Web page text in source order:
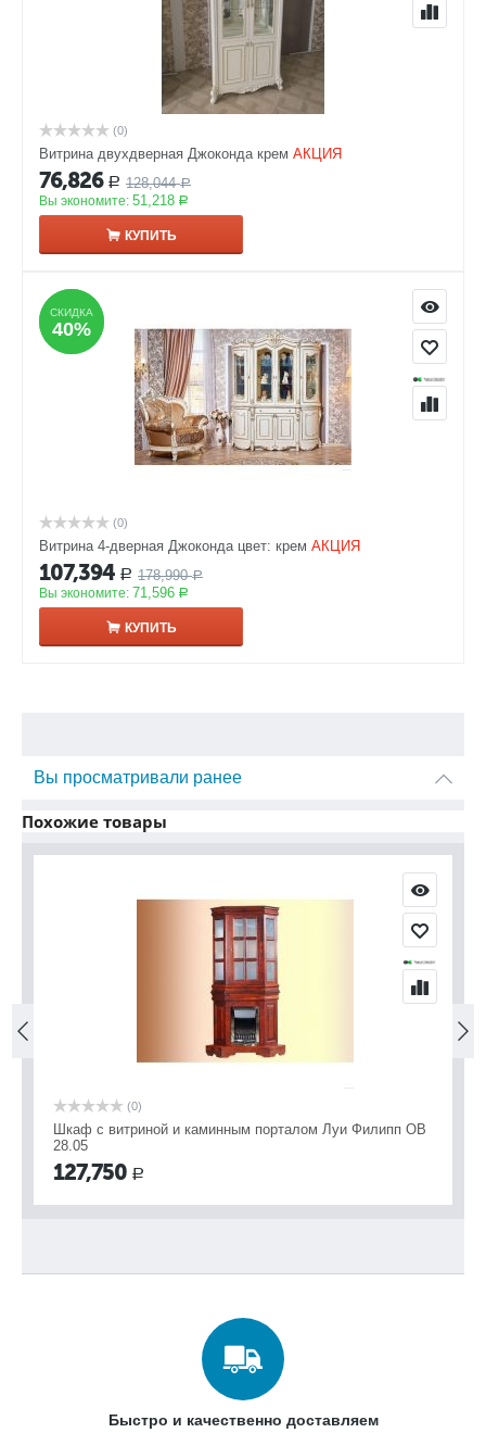
(0)
Витрина двухдверная Джоконда крем АКЦИЯ
76,826 Р 128,044 Р
Вы экономите: 51,218 Р
КУПИТЬ
СКИДКА
40%
СКИДКА
40%
(0)
Витрина 4-дверная Джоконда цвет: крем АКЦИЯ
107,394 Р 178,990 Р
Вы экономите: 71,596 Р
КУПИТЬ
Вы просматривали ранее
Похожие товары
(0)
Шкаф с витриной и каминным порталом Луи Филипп ОВ
28.05
127,750 Р
Быстро и качественно доставляем